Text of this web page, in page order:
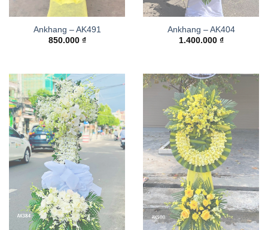
Ankhang – AK491
850.000 ₫
Ankhang – AK404
1.400.000 ₫